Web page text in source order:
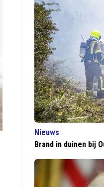
Nieuws
Brand in duinen bij